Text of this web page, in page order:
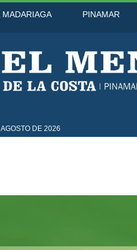
MADARIAGA PINAMAR
DE 2026
9 Ago